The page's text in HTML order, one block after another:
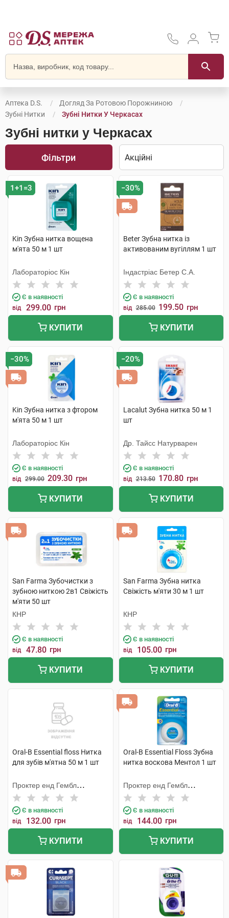
Аптека D.S.
Догляд За Ротовою Порожниною
Зубні Нитки
Зубні Нитки У Черкасах
Зубні нитки у Черкасах
Фільтри
1+1=3
Kin Зубна нитка вощена
м'ята 50 м 1 шт
Лабораторіос Кін
Є в наявності
від 299.00 грн
КУПИТИ
−30%
Beter Зубна нитка із
активованим вугіллям 1 шт
Індастріас Бетер С.А.
Є в наявності
від 285.00 199.50 грн
КУПИТИ
−30%
Kin Зубна нитка з фтором
м'ята 50 м 1 шт
Лабораторіос Кін
Є в наявності
від 299.00 209.30 грн
КУПИТИ
−20%
Lacalut Зубна нитка 50 м 1
шт
Др. Тайсс Натурварен
Є в наявності
від 213.50 170.80 грн
КУПИТИ
San Farma Зубочистки з
зубною ниткою 2в1 Свіжість
м'яти 50 шт
КНР
Є в наявності
від 47.80 грн
КУПИТИ
San Farma Зубна нитка
Свіжість м'яти 30 м 1 шт
КНР
Є в наявності
від 105.00 грн
КУПИТИ
Oral-B Essential floss Нитка
для зубів м'ятна 50 м 1 шт
Проктер енд Гембл
Меньюфекчурінг
Є в наявності
від 132.00 грн
КУПИТИ
Oral-B Essential Floss Зубна
нитка воскова Ментол 1 шт
Проктер енд Гембл
Меньюфекчурінг
Є в наявності
від 144.00 грн
КУПИТИ